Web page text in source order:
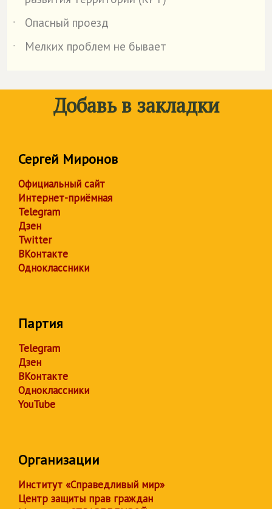
˙
Опасный проезд
˙
Мелких проблем не бывает
Добавь в закладки
Сергей Миронов
Официальный сайт
Интернет-приёмная
Telegram
Дзен
Twitter
ВКонтакте
Одноклассники
Партия
Telegram
Дзен
ВКонтакте
Одноклассники
YouTube
Организации
Институт «Справедливый мир»
Центр защиты прав граждан